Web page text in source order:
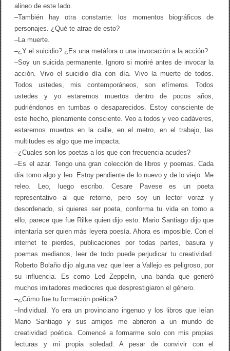
alineo de este lado.
–También hay otra constante: los momentos biográficos de
personajes. ¿Qué te atrae de esto?
–La muerte.
–¿Y el suicidio? ¿Es una metáfora o una invocación a la acción?
–Soy un suicida permanente. Ignoro si moriré antes de invocar la
acción. Vivo el suicidio día con día. Vivo la muerte de todos.
Todos ustedes, mis contemporáneos, son efímeros. Todos
ustedes y yo estaremos muertos dentro de pocos años,
pudriéndonos en tumbas o desaparecidos. Estoy consciente de
este hecho, plenamente consciente. Veo a todos y veo cadáveres,
estaremos muertos en la calle, en el metro, en el trabajo, las
multitudes es algo que me impacta.
–¿Cuales son los poetas a los que con frecuencia acudes?
–Es el azar. Tengo una gran colección de libros y poemas. Cada
día tomo algo y leo. Estoy pendiente de lo nuevo y de lo viejo. Me
releo. Leo, luego escribo. Cesare Pavese es un poeta
representativo al que retorno, pero soy un lector voraz y
desordenado, si quieres ser poeta, conforma tu vida en torno a
ello, parece que fue Rilke quien dijo esto. Mario Santiago dijo que
intentaría ser quien más leyera poesía. Ahora es imposible. Con el
internet te pierdes, publicaciones por todas partes, basura y
poemas medianos, leer de todo puede perjudicar tu creatividad.
Roberto Bolaño dijo alguna vez que leer a Vallejo es peligroso, por
su influencia. Es como Led Zeppelin, una banda que generó
muchos imitadores mediocres que desprestigiaron el género.
–¿Cómo fue tu formación poética?
–Individual. Yo era un provinciano ingenuo y los libros que leían
Mario Santiago y sus amigos me abrieron a un mundo de
creatividad poética. Comencé a formarme solo con mis propias
lecturas y mi propia soledad. A pesar de convivir con el